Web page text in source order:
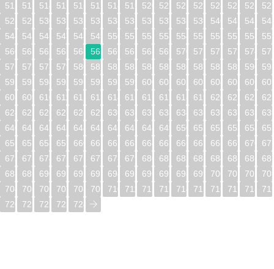
512
513 514 515 516 517 518 519 520 521 522 523 524 525 526
528
529 530 531 532 533 534 535 536 537 538 539 540 541 542
544
545 546 547 548 549 550 551 552 553 554 555 556 557 558
560
561 562 563 564 565 566 567 568 569 570 571 572 573 574
576
577 578 579 580 581 582 583 584 585 586 587 588 589 590
592
593 594 595 596 597 598 599 600 601 602 603 604 605 606
608
609 610 611 612 613 614 615 616 617 618 619 620 621 622
624
625 626 627 628 629 630 631 632 633 634 635 636 637 638
640
641 642 643 644 645 646 647 648 649 650 651 652 653 654
656
657 658 659 660 661 662 663 664 665 666 667 668 669 670
672
673 674 675 676 677 678 679 680 681 682 683 684 685 686
688
689 690 691 692 693 694 695 696 697 698 699 700 701 702
704
705 706 707 708 709 710 711 712 713 714 715 716 717 718
720
721 722 723 724